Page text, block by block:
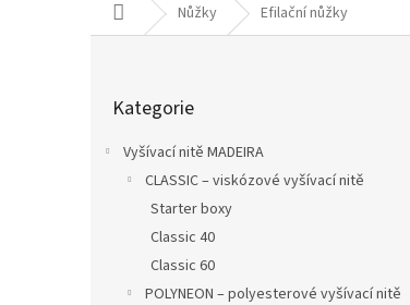
Domů Nůžky Efilační nůžky
kategorie
Kategorie
Vyšívací nitě MADEIRA
CLASSIC – viskózové vyšívací nitě
Starter boxy
Classic 40
Classic 60
POLYNEON – polyesterové vyšívací nitě